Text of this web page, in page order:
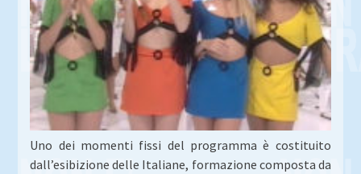
Uno dei momenti fissi del programma è costituito
dall’esibizione delle Italiane, formazione composta da